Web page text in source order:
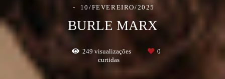
10/FEVEREIRO/2025
BURLE MARX
249 visualizações
0
curtidas